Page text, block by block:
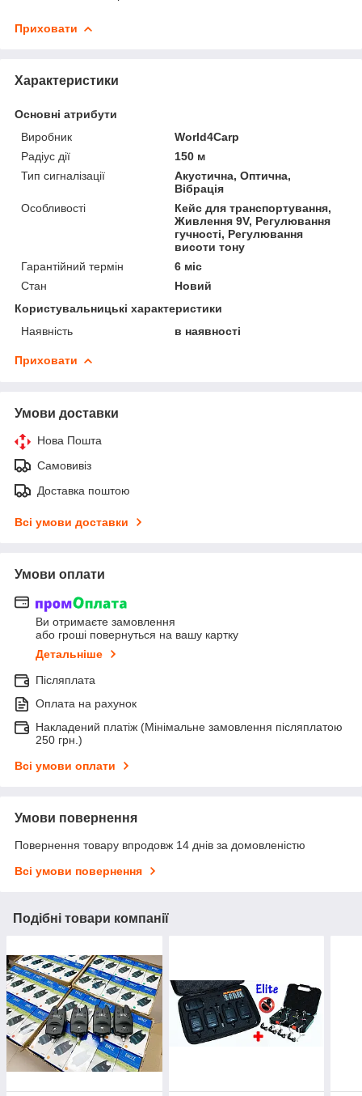
Приховати
Характеристики
Основні атрибути
Виробник
World4Carp
Радіус дії
150 м
Тип сигналізації
Акустична, Оптична,
Вібрація
Особливості
Кейс для транспортування,
Живлення 9V, Регулювання
гучності, Регулювання
висоти тону
Гарантійний термін
6 міс
Стан
Новий
Користувальницькі характеристики
Наявність
в наявності
Приховати
Умови доставки
Нова Пошта
Самовивіз
Доставка поштою
Всі умови доставки
Умови оплати
Ви отримаєте замовлення
або гроші повернуться на вашу картку
Детальніше
Післяплата
Оплата на рахунок
Накладений платіж (Мінімальне замовлення післяплатою
250 грн.)
Всі умови оплати
Умови повернення
Повернення товару впродовж 14 днів за домовленістю
Всі умови повернення
Подібні товари компанії